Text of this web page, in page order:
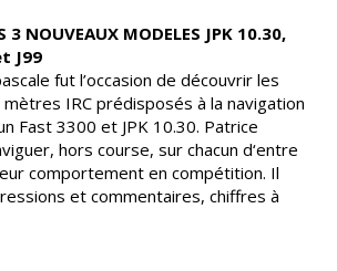
3 NOUVEAUX MODELES JPK 10.30,
J99
fut l’occasion de découvrir les
IRC prédisposés à la navigation
Fast 3300 et JPK 10.30. Patrice
hors course, sur chacun d‘entre
comportement en compétition. Il
et commentaires, chiffres à